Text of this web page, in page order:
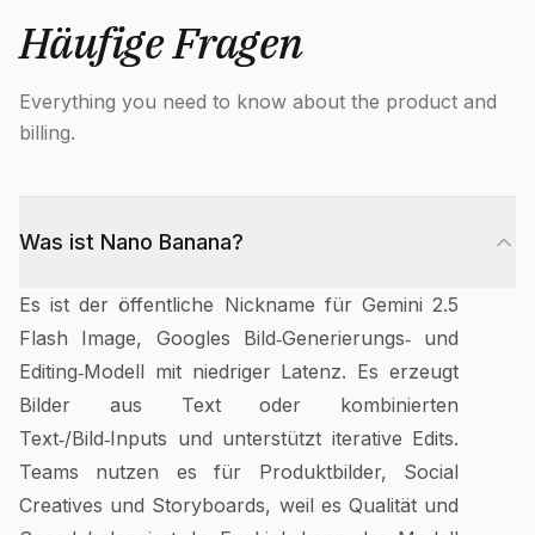
Häufige Fragen
Everything you need to know about the product and
billing.
Was ist Nano Banana?
Es ist der öffentliche Nickname für Gemini 2.5
Flash Image, Googles Bild‑Generierungs‑ und
Editing‑Modell mit niedriger Latenz. Es erzeugt
Bilder aus Text oder kombinierten
Text‑/Bild‑Inputs und unterstützt iterative Edits.
Teams nutzen es für Produktbilder, Social
Creatives und Storyboards, weil es Qualität und